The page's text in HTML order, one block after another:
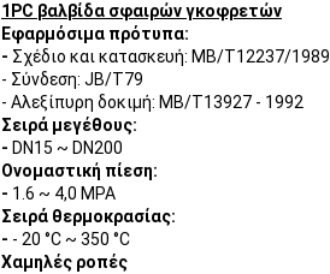
1PC βαλβίδα σφαιρών γκοφρετών
Εφαρμόσιμα πρότυπα:
- Σχέδιο και κατασκευή: ΜΒ/T12237/1989
- Σύνδεση: JB/T79
- Αλεξίπυρη δοκιμή: ΜΒ/T13927 - 1992
Σειρά μεγέθους:
- DN15 ~ DN200
Ονομαστική πίεση:
- 1.6 ~ 4,0 MPA
Σειρά θερμοκρασίας:
- - 20 °C ~ 350 °C
Χαμηλές ροπές